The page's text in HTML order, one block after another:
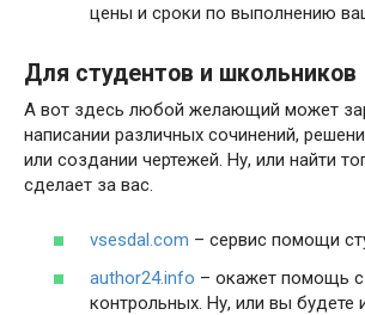
цены и сроки по выполнению
Для студентов и школьников
А вот здесь любой желающий может
написании различных сочинений,
или создании чертежей. Ну, или найти
сделает за вас.
vsesdal.com – сервис помощи
author24.info – окажет помощь
контрольных. Ну, или вы будете